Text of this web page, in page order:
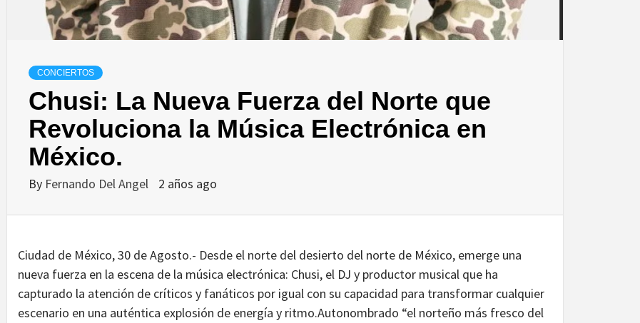
CONCIERTOS
Chusi: La Nueva Fuerza del Norte que
Revoluciona la Música Electrónica en
México.
By Fernando Del Angel 2 años ago
Ciudad de México, 30 de Agosto.- Desde el norte del desierto del norte de México, emerge una
nueva fuerza en la escena de la música electrónica: Chusi, el DJ y productor musical que ha
capturado la atención de críticos y fanáticos por igual con su capacidad para transformar cualquier
escenario en una auténtica explosión de energía y ritmo.Autonombrado “el norteño más fresco del